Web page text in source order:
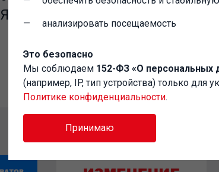
Язык интерфейса: Русский
анализировать посещаемость
Это безопасно
Мы соблюдаем 152-ФЗ «О персональных
(например, IP, тип устройства) только
Политике конфиденциальности.
Принимаю